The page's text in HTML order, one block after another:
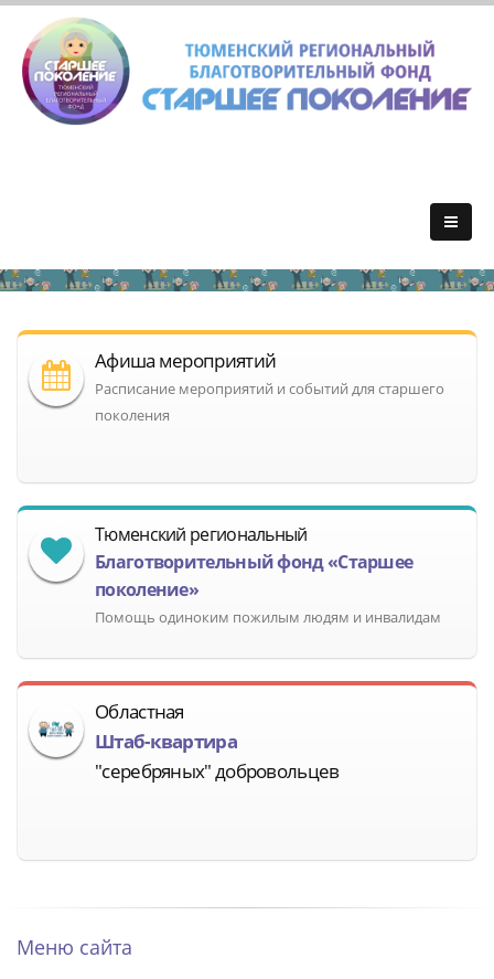
Афиша мероприятий
Расписание мероприятий и событий для старшего
поколения
Тюменский региональный
Благотворительный фонд «Старшее
поколение»
Помощь одиноким пожилым людям и инвалидам
Областная
Штаб-квартира
"серебряных" добровольцев
Меню сайта